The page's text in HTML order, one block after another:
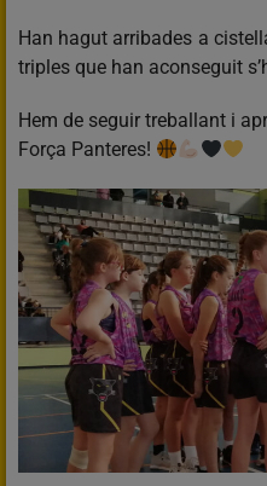
Han hagut arribades a
triples que han aconseguit
Hem de seguir treballant i
Força Panteres!